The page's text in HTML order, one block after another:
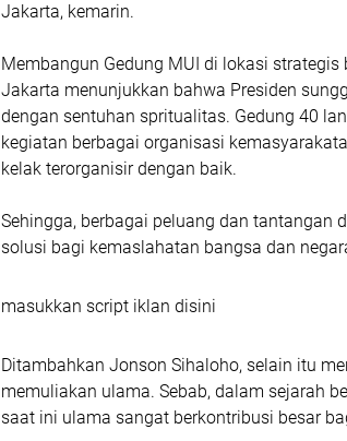
Jakarta, kemarin.
Membangun Gedung MUI di lokasi
Jakarta menunjukkan bahwa Presiden
dengan sentuhan spritualitas. Gedung 40
kegiatan berbagai organisasi
kelak terorganisir dengan baik.
Sehingga, berbagai peluang dan tantangan
solusi bagi kemaslahatan bangsa dan
masukkan script iklan disini
Ditambahkan Jonson Sihaloho, selain itu
memuliakan ulama. Sebab, dalam sejarah
saat ini ulama sangat berkontribusi besar